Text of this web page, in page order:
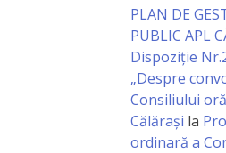
PLAN DE
PUBLIC APL
Dispoziție
„Despre
Consiliului
Călărași la
ordinară a